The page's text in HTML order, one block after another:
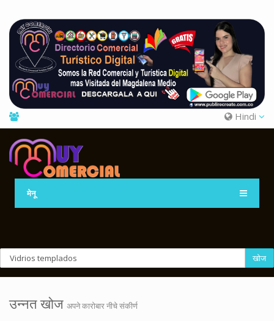
Hindi
मेनू
खोज
उन्नत खोज अपने कारोबार नीचे संकीर्ण